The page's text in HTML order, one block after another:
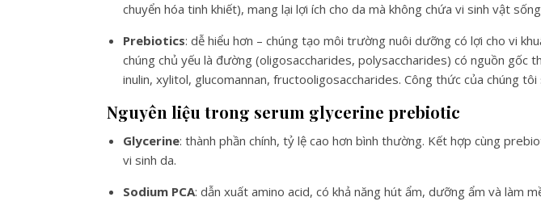
chuyển hóa tinh khiết), mang lại lợi ích cho da mà không chứa vi sinh vật
Prebiotics: dễ hiểu hơn – chúng tạo môi trường nuôi dưỡng có lợi cho vi
chúng chủ yếu là đường (oligosaccharides, polysaccharides) có nguồn gốc
inulin, xylitol, glucomannan, fructooligosaccharides. Công thức của chúng
Nguyên liệu trong serum glycerine prebiotic
Glycerine: thành phần chính, tỷ lệ cao hơn bình thường. Kết hợp cùng
vi sinh da.
Sodium PCA: dẫn xuất amino acid, có khả năng hút ẩm, dưỡng ẩm và làm